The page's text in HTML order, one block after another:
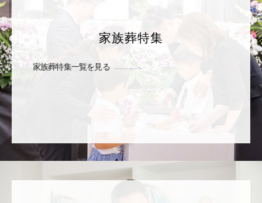
家族葬特集
家族葬特集一覧を見る